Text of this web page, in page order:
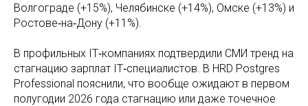
Волгограде (+15%), Челябинске (+14%), Омске (+13%) и
Ростове‑на‑Дону (+11%).
В профильных IT‑компаниях подтвердили СМИ тренд на
стагнацию зарплат IT‑специалистов. В HRD Postgres
Professional пояснили, что вообще ожидают в первом
полугодии 2026 года стагнацию или даже точечное